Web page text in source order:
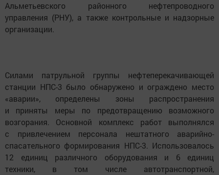
Альметьевского районного нефтепроводного
управления (РНУ), а также контрольные и надзорные
организации.
Силами патрульной группы нефтеперекачивающей
станции НПС-3 было обнаружено и ограждено место
«аварии», определены зоны распространения
и приняты меры по предотвращению возможного
возгорания. Основной комплекс работ выполнялся
с привлечением персонала нештатного аварийно-
спасательного формирования НПС-3. Использовалось
12 единиц различного оборудования и 6 единиц
техники, в том числе автотранспортной,